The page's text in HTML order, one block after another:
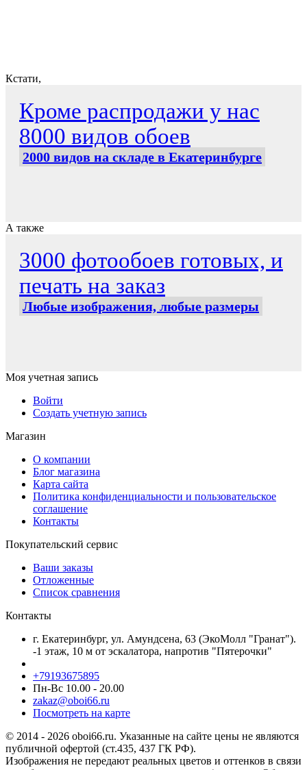
Кстати,
Кроме распродажи у нас
8000 видов обоев
2000 видов на складе в Екатеринбурге
А также
3000 фотообоев готовых, и
печать на заказ
Любые изображения, любые размеры
Моя учетная запись
Войти
Создать учетную запись
Магазин
О компании
Блог магазина
Карта сайта
Политика конфиденциальности и пользовательское
соглашение
Контакты
Покупательский сервис
Ваши заказы
Отложенные
Список сравнения
Контакты
г. Екатеринбург, ул. Амундсена, 63 (ЭкоМолл "Гранат").
-1 этаж, 10 м от эскалатора, напротив "Пятерочки"
+79193675895
Пн-Вс 10.00 - 20.00
zakaz@oboi66.ru
Посмотреть на карте
© 2014 - 2026 oboi66.ru. Указанные на сайте цены не являются
публичной офертой (ст.435, 437 ГК РФ).
Изображения не передают реальных цветов и оттенков в связи